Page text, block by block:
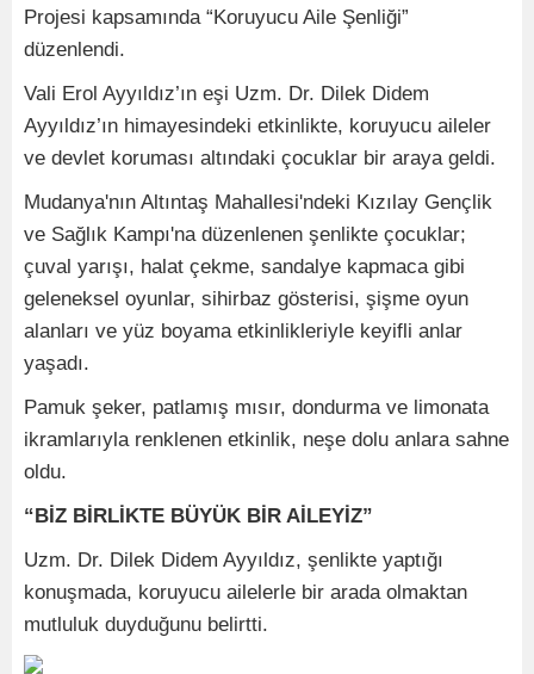
Projesi kapsamında “Koruyucu Aile Şenliği”
düzenlendi.
Vali Erol Ayyıldız’ın eşi Uzm. Dr. Dilek Didem
Ayyıldız’ın himayesindeki etkinlikte, koruyucu aileler
ve devlet koruması altındaki çocuklar bir araya geldi.
Mudanya'nın Altıntaş Mahallesi'ndeki Kızılay Gençlik
ve Sağlık Kampı'na düzenlenen şenlikte çocuklar;
çuval yarışı, halat çekme, sandalye kapmaca gibi
geleneksel oyunlar, sihirbaz gösterisi, şişme oyun
alanları ve yüz boyama etkinlikleriyle keyifli anlar
yaşadı.
Pamuk şeker, patlamış mısır, dondurma ve limonata
ikramlarıyla renklenen etkinlik, neşe dolu anlara sahne
oldu.
“BİZ BİRLİKTE BÜYÜK BİR AİLEYİZ”
Uzm. Dr. Dilek Didem Ayyıldız, şenlikte yaptığı
konuşmada, koruyucu ailelerle bir arada olmaktan
mutluluk duyduğunu belirtti.